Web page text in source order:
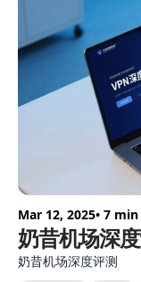
Mar 12, 2025• 7
奶昔机场深
奶昔机场深度评测